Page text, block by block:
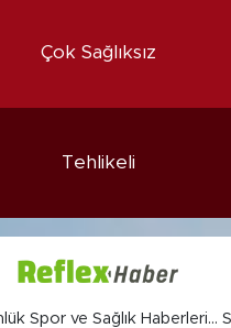
Çok Sağlıksız
Tehlikeli
Spor ve Sağlık Haberleri...